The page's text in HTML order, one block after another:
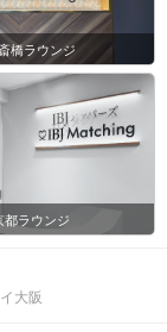
橋ラウンジ
都ラウンジ
大阪